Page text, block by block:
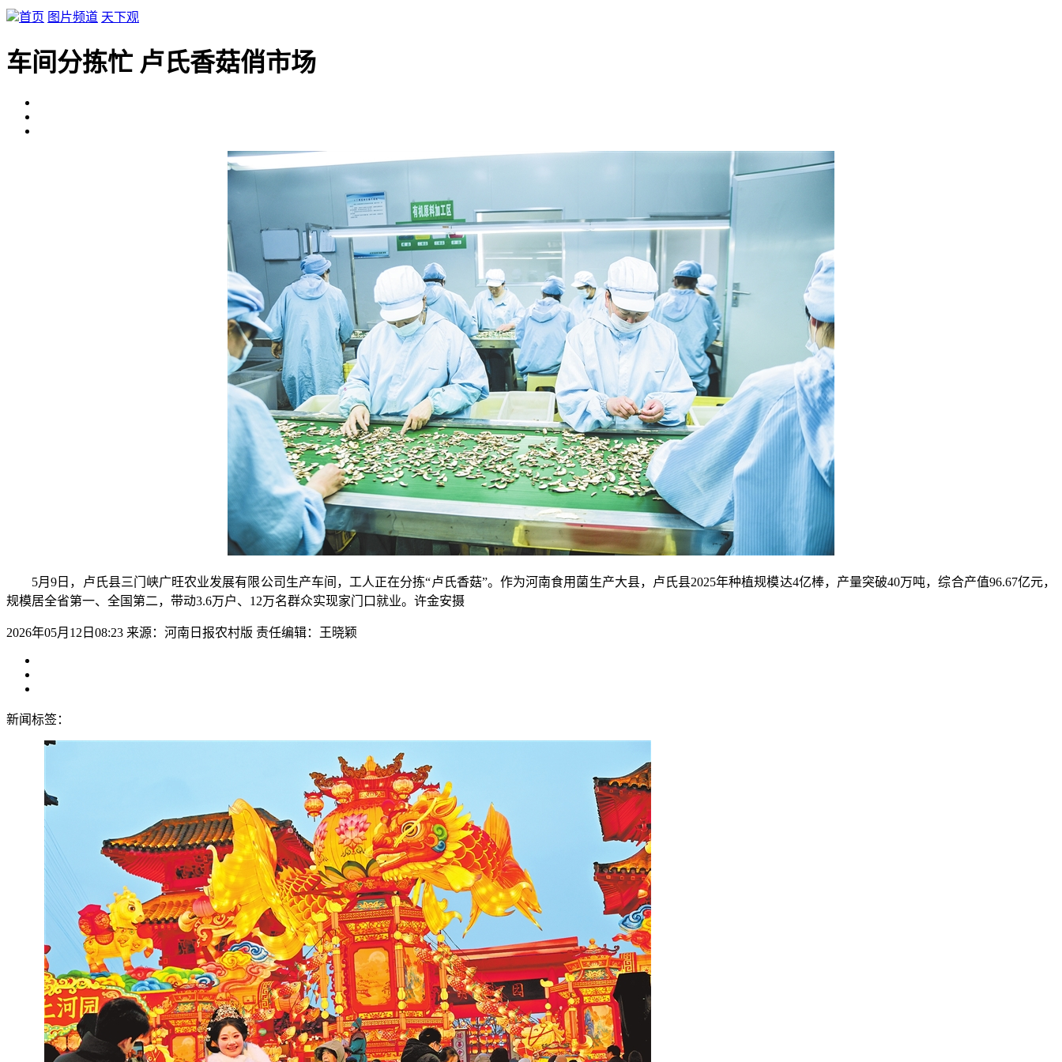
首页 图片频道 天下观
车间分拣忙 卢氏香菇俏市场
5月9日，卢氏县三门峡广旺农业发展有限公司生产车间，工人正在分拣“卢氏香菇”。作为河南食用菌生产大县，卢氏县2025年种植规模达4亿棒，产量突破40万吨，综合产值96.67亿元，
规模居全省第一、全国第二，带动3.6万户、12万名群众实现家门口就业。许金安摄
2026年05月12日08:23 来源：河南日报农村版 责任编辑：王晓颖
新闻标签：